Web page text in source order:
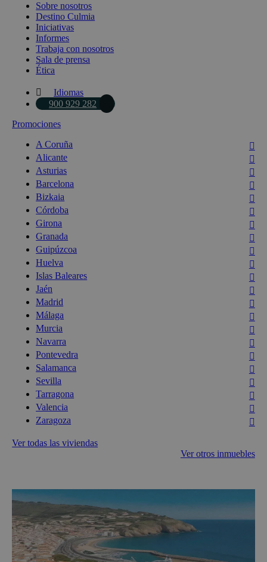
Sobre nosotros
Destino Culmia
Iniciativas
Informes
Trabaja con nosotros
Sala de prensa
Ética
Idiomas
900 929 282
Promociones
A Coruña
Alicante
Asturias
Barcelona
Bizkaia
Córdoba
Girona
Granada
Guipúzcoa
Huelva
Islas Baleares
Jaén
Madrid
Málaga
Murcia
Navarra
Pontevedra
Salamanca
Sevilla
Tarragona
Valencia
Zaragoza
Ver todas las viviendas
Ver otros inmuebles